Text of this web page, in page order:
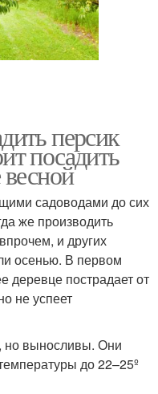
персик
посадить
садоводами до сих
же производить
и других
осенью. В первом
деревце пострадает от
не успеет
но выносливы. Они
до 22–25º